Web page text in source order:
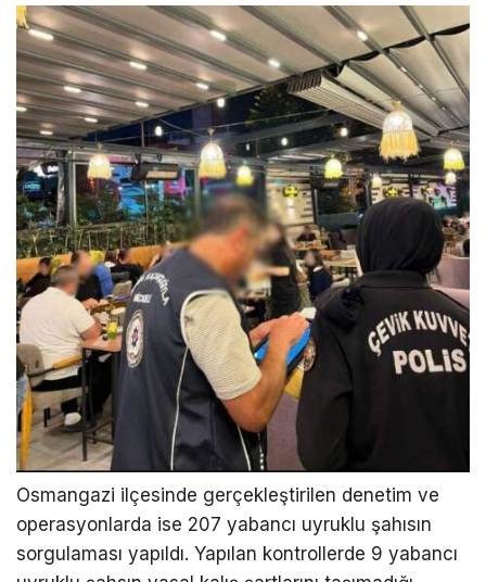
Osmangazi ilçesinde gerçekleştirilen denetim ve
operasyonlarda ise 207 yabancı uyruklu şahısın
sorgulaması yapıldı. Yapılan kontrollerde 9 yabancı